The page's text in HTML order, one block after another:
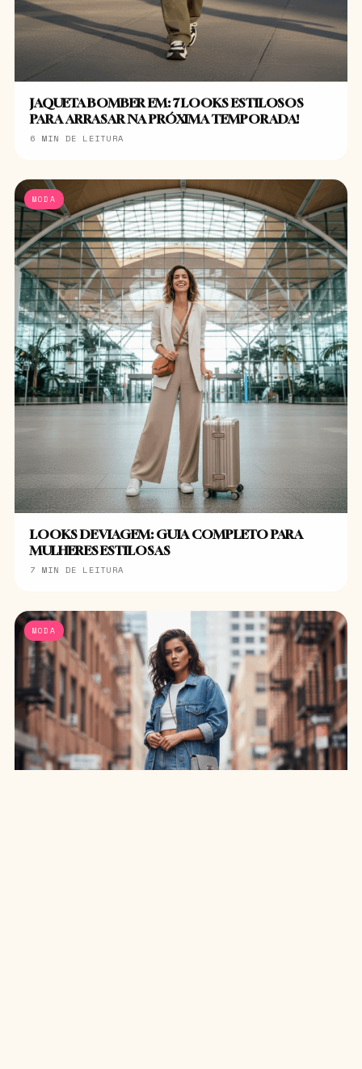
JAQUETA BOMBER EM: 7 LOOKS ESTILOSOS
PARA ARRASAR NA PRÓXIMA TEMPORADA!
6 MIN DE LEITURA
MODA
LOOKS DE VIAGEM: GUIA COMPLETO PARA
MULHERES ESTILOSAS
7 MIN DE LEITURA
MODA